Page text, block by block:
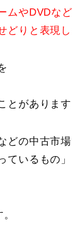
ムやDVDな
りと表現し
とがあります
どの中古市
ているもの」